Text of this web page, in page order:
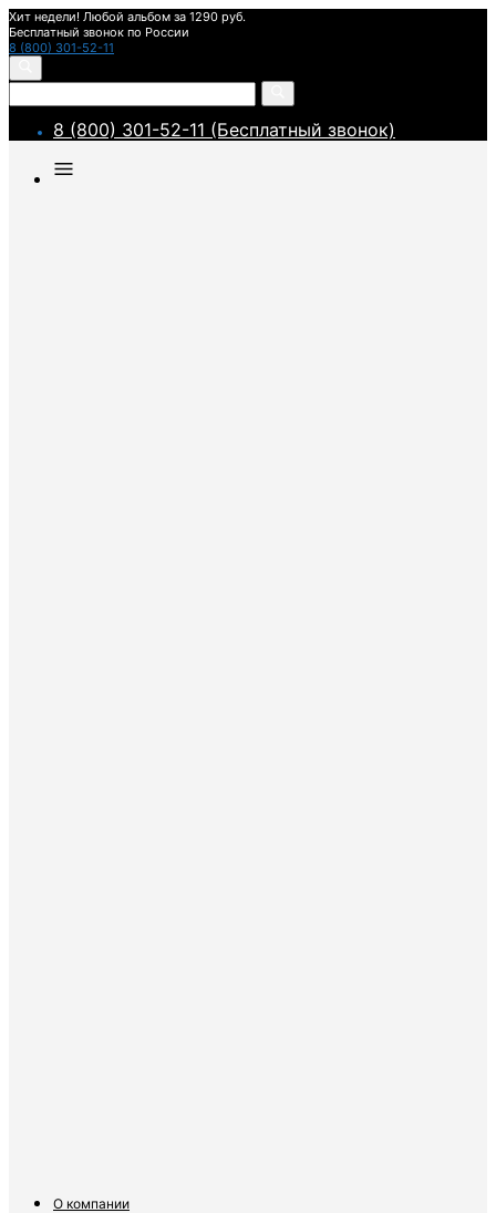
Хит недели! Любой альбом за 1290 руб.
Бесплатный звонок по России
8 (800) 301-52-11
8 (800) 301-52-11 (Бесплатный звонок)
О компании